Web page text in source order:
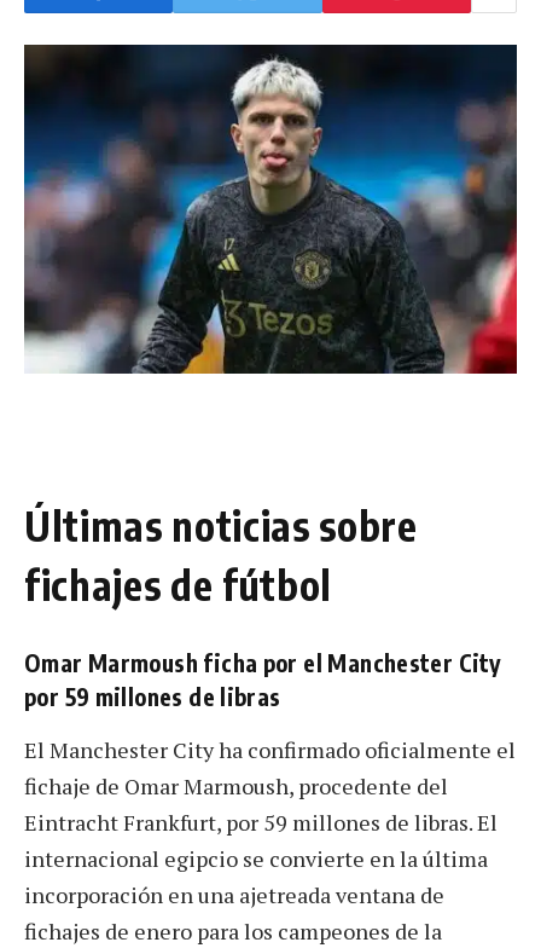
Últimas noticias sobre
fichajes de fútbol
Omar Marmoush ficha por el Manchester City
por 59 millones de libras
El Manchester City ha confirmado oficialmente el
fichaje de Omar Marmoush, procedente del
Eintracht Frankfurt, por 59 millones de libras. El
internacional egipcio se convierte en la última
incorporación en una ajetreada ventana de
fichajes de enero para los campeones de la